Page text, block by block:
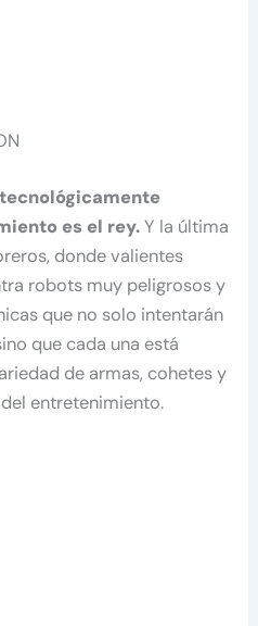
es el rey.Y la última
donde valientes
robots muy peligrosos y
que no solo intentarán
que cada una está
de armas, cohetes y
entretenimiento.